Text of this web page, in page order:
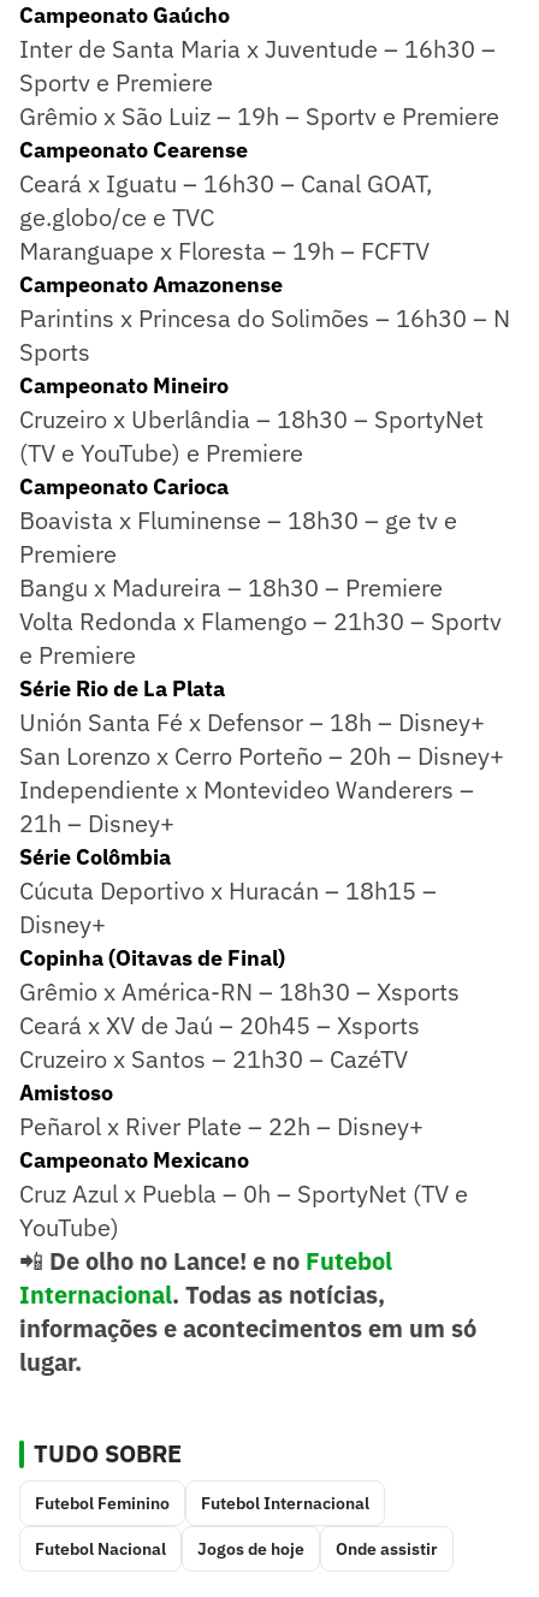
Campeonato Gaúcho
Inter de Santa Maria x Juventude – 16h30 –
Sportv e Premiere
Grêmio x São Luiz – 19h – Sportv e Premiere
Campeonato Cearense
Ceará x Iguatu – 16h30 – Canal GOAT,
ge.globo/ce e TVC
Maranguape x Floresta – 19h – FCFTV
Campeonato Amazonense
Parintins x Princesa do Solimões – 16h30 – N
Sports
Campeonato Mineiro
Cruzeiro x Uberlândia – 18h30 – SportyNet
(TV e YouTube) e Premiere
Campeonato Carioca
Boavista x Fluminense – 18h30 – ge tv e
Premiere
Bangu x Madureira – 18h30 – Premiere
Volta Redonda x Flamengo – 21h30 – Sportv
e Premiere
Série Rio de La Plata
Unión Santa Fé x Defensor – 18h – Disney+
San Lorenzo x Cerro Porteño – 20h – Disney+
Independiente x Montevideo Wanderers –
21h – Disney+
Série Colômbia
Cúcuta Deportivo x Huracán – 18h15 –
Disney+
Copinha (Oitavas de Final)
Grêmio x América-RN – 18h30 – Xsports
Ceará x XV de Jaú – 20h45 – Xsports
Cruzeiro x Santos – 21h30 – CazéTV
Amistoso
Peñarol x River Plate – 22h – Disney+
Campeonato Mexicano
Cruz Azul x Puebla – 0h – SportyNet (TV e
YouTube)
📲 De olho no Lance! e no Futebol
Internacional. Todas as notícias,
informações e acontecimentos em um só
lugar.
TUDO SOBRE
Futebol Feminino Futebol Internacional
Futebol Nacional Jogos de hoje Onde assistir